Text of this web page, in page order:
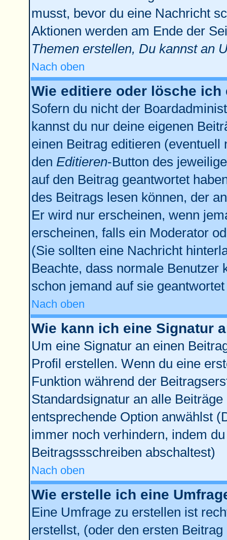
musst, bevor du eine Nachricht
Aktionen werden am Ende der
Themen erstellen, Du kannst an
Nach oben
Wie editiere oder lösche ich
Sofern du nicht der
kannst du nur deine eigenen
einen Beitrag editieren
den Editieren-Button des
auf den Beitrag geantwortet
des Beitrags lesen können, der
Er wird nur erscheinen, wenn
erscheinen, falls ein Moderator
(Sie sollten eine Nachricht
Beachte, dass normale Benutzer
schon jemand auf sie geantwortet
Nach oben
Wie kann ich eine Signatur
Um eine Signatur an einen
Profil erstellen. Wenn du eine
Funktion während der
Standardsignatur an alle
entsprechende Option anwählst
immer noch verhindern, indem
Beitragssschreiben abschaltest)
Nach oben
Wie erstelle ich eine
Eine Umfrage zu erstellen ist
erstellst, (oder den ersten